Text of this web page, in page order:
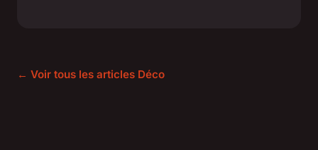
← Voir tous les articles Déco